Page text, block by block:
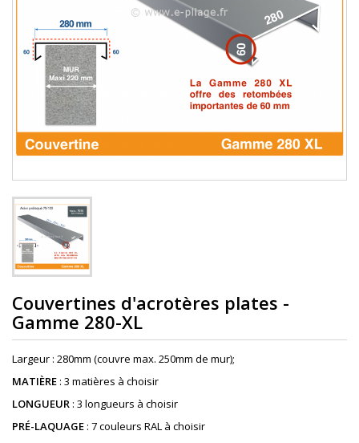
Couvertines d'acrotères plates -
Gamme 280-XL
Largeur : 280mm (couvre max. 250mm de mur);
MATIÈRE : 3 matières à choisir
LONGUEUR : 3 longueurs à choisir
PRÉ-LAQUAGE : 7 couleurs RAL à choisir